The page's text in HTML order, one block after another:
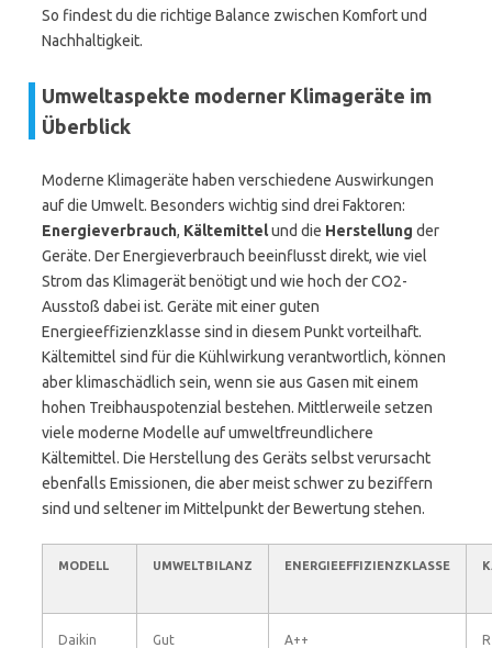
So findest du die richtige Balance zwischen Komfort und
Nachhaltigkeit.
Umweltaspekte moderner Klimageräte im
Überblick
Moderne Klimageräte haben verschiedene Auswirkungen
auf die Umwelt. Besonders wichtig sind drei Faktoren:
Energieverbrauch, Kältemittelund die Herstellung der
Geräte. Der Energieverbrauch beeinflusst direkt, wie viel
Strom das Klimagerät benötigt und wie hoch der CO2-
Ausstoß dabei ist. Geräte mit einer guten
Energieeffizienzklasse sind in diesem Punkt vorteilhaft.
Kältemittel sind für die Kühlwirkung verantwortlich, können
aber klimaschädlich sein, wenn sie aus Gasen mit einem
hohen Treibhauspotenzial bestehen. Mittlerweile setzen
viele moderne Modelle auf umweltfreundlichere
Kältemittel. Die Herstellung des Geräts selbst verursacht
ebenfalls Emissionen, die aber meist schwer zu beziffern
sind und seltener im Mittelpunkt der Bewertung stehen.
MODELL UMWELTBILANZ ENERGIEEFFIZIENZKLASSE
Daikin
Gut A++